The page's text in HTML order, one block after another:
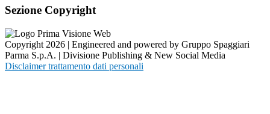
Sezione Copyright
Copyright 2026 | Engineered and powered by Gruppo Spaggiari
Parma S.p.A. | Divisione Publishing & New Social Media
Disclaimer trattamento dati personali